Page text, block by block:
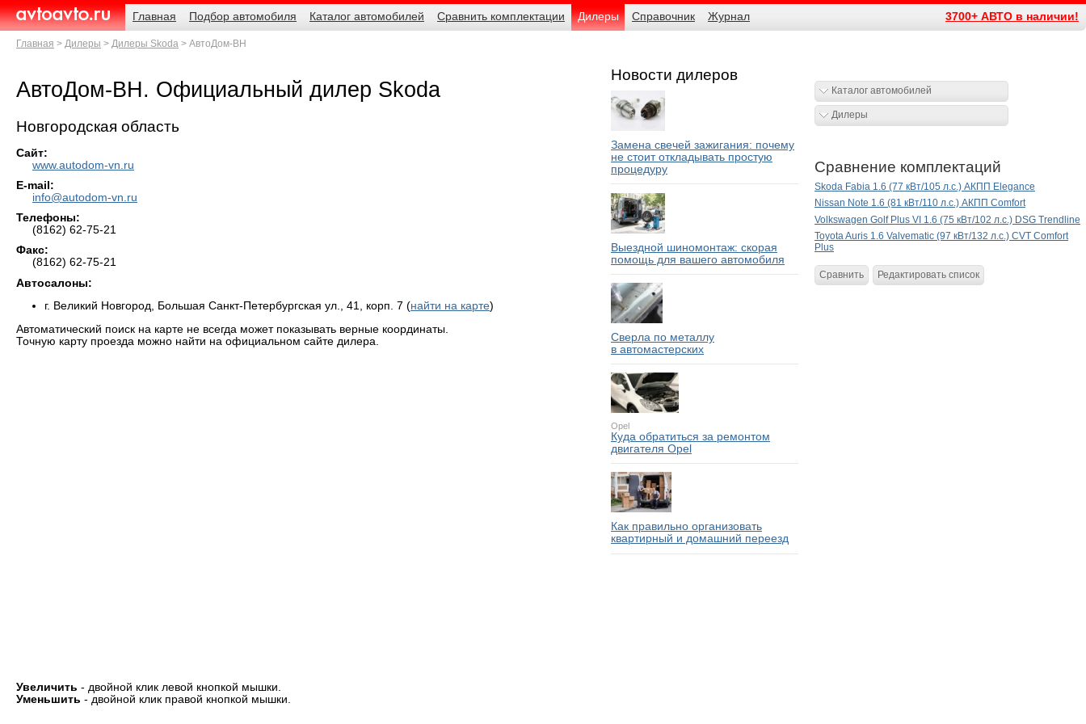
AvtoAvto.ru
Навигация
Главная
Подбор автомобиля Каталог автомобилей Сравнить комплектации Дилеры Справочник Журнал 3700+ АВТО в наличии!
Родительские
страницы
Главная Дилеры Дилеры Skoda АвтоДом-ВН
АвтоДом-ВН. Официальный дилер Skoda
Новгородская область
Сайт:
www.autodom-vn.ru
E-mail:
info@autodom-vn.ru
Телефоны:
(8162) 62-75-21
Факс:
(8162) 62-75-21
Автосалоны:
г. Великий Новгород, Большая Санкт-Петербургская ул., 41, корп. 7 (найти на карте)
Автоматический поиск на карте не всегда может показывать верные координаты.
Точную карту проезда можно найти на официальном сайте дилера.
Увеличить - двойной клик левой кнопкой мышки.
Уменьшить - двойной клик правой кнопкой мышки.
Новости дилеров
Замена свечей зажигания: почему
не стоит откладывать простую
процедуру
Выездной шиномонтаж: скорая
помощь для вашего автомобиля
Сверла по металлу
в автомастерских
Opel
Куда обратиться за ремонтом
двигателя Opel
Как правильно организовать
квартирный и домашний переезд
Каталог автомобилей
Дилеры
Сравнение комплектаций
Skoda Fabia 1.6 (77 кВт/105 л.с.) АКПП Elegance
Nissan Note 1.6 (81 кВт/110 л.с.) АКПП Comfort
Volkswagen Golf Plus VI 1.6 (75 кВт/102 л.с.) DSG Trendline
Toyota Auris 1.6 Valvematic (97 кВт/132 л.с.) CVT Comfort
Plus
Сравнить Редактировать список